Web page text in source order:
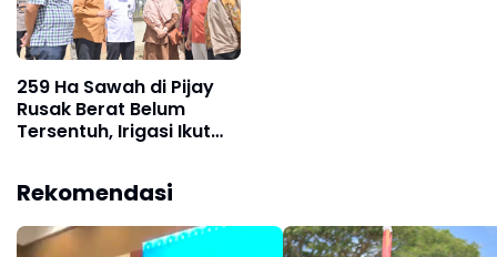
259 Ha Sawah di Pijay
Rusak Berat Belum
Tersentuh, Irigasi Ikut
Rekomendasi